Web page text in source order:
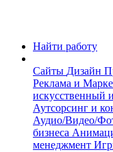
Найти работу
Сайты Дизайн
Реклама и
искусственный
Аутсорсинг и
Аудио/Видео/
бизнеса
менеджмент